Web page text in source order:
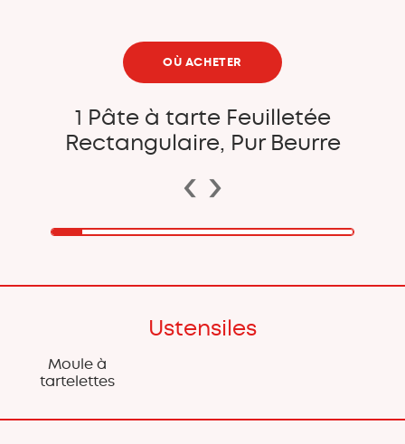
OÙ ACHETER
1 Pâte à tarte Feuilletée
Rectangulaire, Pur Beurre
‹ ›
Ustensiles
Moule à
tartelettes